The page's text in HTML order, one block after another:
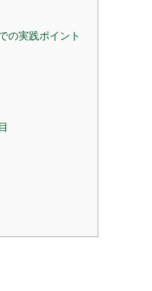
の実践ポイント